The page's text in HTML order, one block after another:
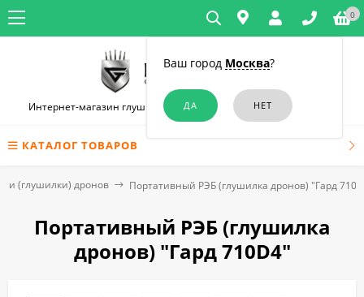
Ваш город Москва?
0
Интернет-магазин глушилок связи и диктофонов в Челябинске
КАТАЛОГ ТОВАРОВ
(глушилки) дронов Портативный РЭБ (глушилка дронов) "Гард
Портативный РЭБ (глушилка
дронов) "Гард 710D4"